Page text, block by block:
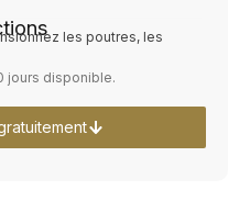
les poutres, les
jours disponible.